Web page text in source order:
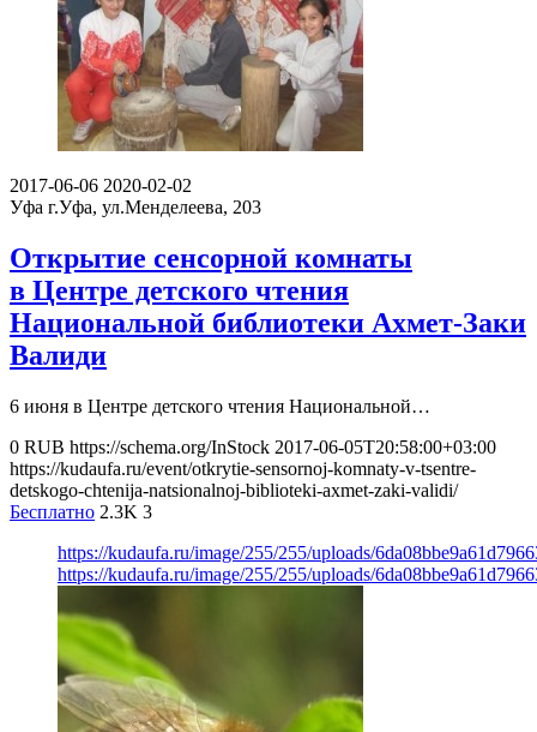
2017-06-06 2020-02-02
Уфа г.Уфа, ул.Менделеева, 203
Открытие сенсорной комнаты
в Центре детского чтения
Национальной библиотеки Ахмет-Заки
Валиди
6 июня в Центре детского чтения Национальной…
0 RUB https://schema.org/InStock 2017-06-05T20:58:00+03:00
https://kudaufa.ru/event/otkrytie-sensornoj-komnaty-v-tsentre-
detskogo-chtenija-natsionalnoj-biblioteki-axmet-zaki-validi/
Бесплатно 2.3K 3
https://kudaufa.ru/image/255/255/uploads/
https://kudaufa.ru/image/255/255/uploads/